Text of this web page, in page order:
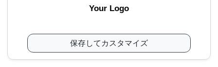
Your Logo
保存してカスタマイズ